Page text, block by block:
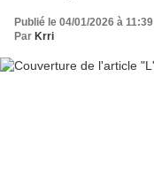
Publié le 04/01/2026 à 11:39
Par Krri